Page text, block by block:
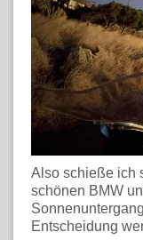
Also schieße ich
schönen BMW
Entscheidung